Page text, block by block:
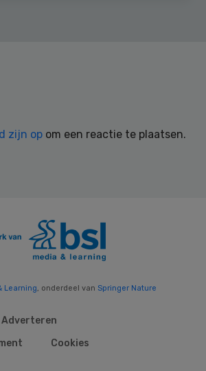
zijn op om een reactie te plaatsen.
Learning, onderdeel van Springer Nature
Adverteren
Cookies